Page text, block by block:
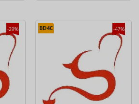
-29% -47%
BD4C